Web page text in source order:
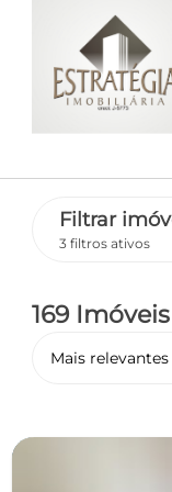
Filtrar
3 filtros ativos
169
Mais relevantes